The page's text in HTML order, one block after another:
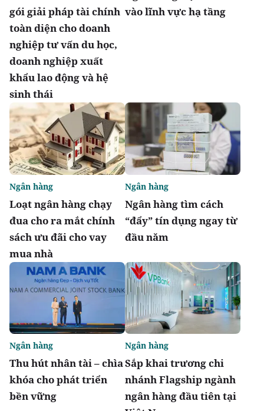
gói giải pháp tài chính
toàn diện cho doanh
nghiệp tư vấn du học,
doanh nghiệp xuất
khẩu lao động và hệ
sinh thái
vào lĩnh vực hạ tầng
Loạt ngân hàng chạy
đua cho ra mắt chính
sách ưu đãi cho vay
mua nhà
Ngân hàng
Ngân hàng tìm cách
“đẩy” tín dụng ngay từ
đầu năm
Ngân hàng
Thu hút nhân tài – chìa
khóa cho phát triển
bền vững
Ngân hàng
Sắp khai trương chi
nhánh Flagship ngành
ngân hàng đầu tiên tại
Ngân hàng